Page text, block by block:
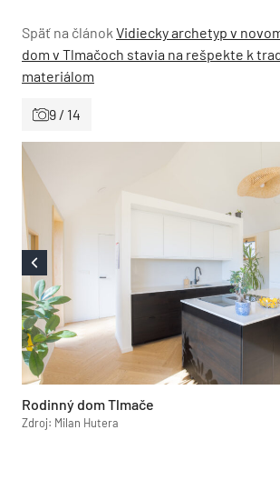
Späť na článok Vidiecky archetyp v
dom v Tlmačoch stavia na rešpekte k
materiálom
9 / 14
Rodinný dom Tlmače
Zdroj: Milan Hutera